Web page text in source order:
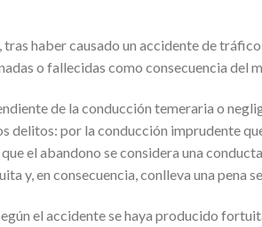
haber causado un accidente de
o fallecidas como consecuencia del
de la conducción temeraria o
delitos: por la conducción imprudente
el abandono se considera una
y, en consecuencia, conlleva una pena
el accidente se haya producido